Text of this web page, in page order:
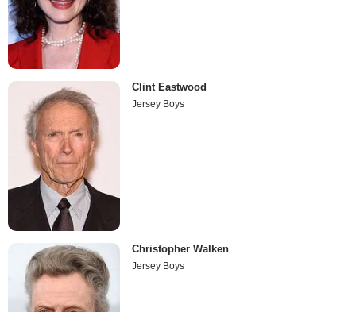
Clint Eastwood
Jersey Boys
Christopher Walken
Jersey Boys